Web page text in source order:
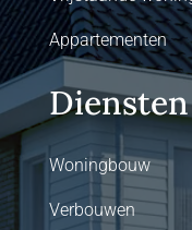
Appartementen
Diensten
Woningbouw
Verbouwen